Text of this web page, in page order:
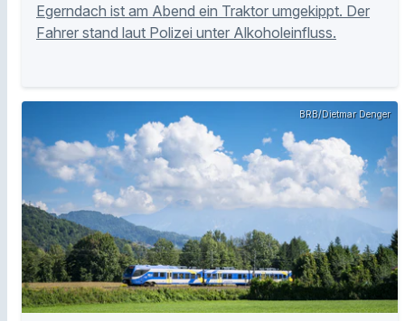
Egerndach ist am Abend ein Traktor umgekippt. Der
Fahrer stand laut Polizei unter Alkoholeinfluss.
BRB/Dietmar Denger